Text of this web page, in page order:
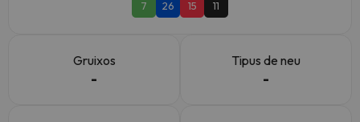
7 26 15 11
Gruixos
-
Tipus de neu
-